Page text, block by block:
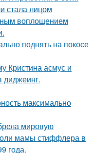
стала лицом
воплощением
поднять на покосе
Кристина асмус и
диджеинг.
максимально
мировую
мамы стиффлера в
года.